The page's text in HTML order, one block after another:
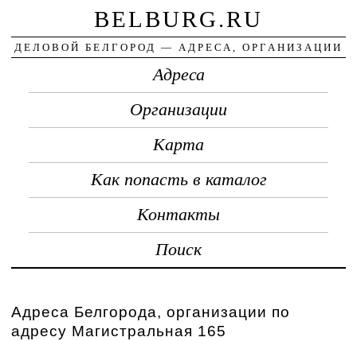
BELBURG.RU
ДЕЛОВОЙ БЕЛГОРОД — АДРЕСА, ОРГАНИЗАЦИИ
Адреса
Организации
Карта
Как попасть в каталог
Контакты
Поиск
Адреса Белгорода, организации по
адресу Магистральная 165